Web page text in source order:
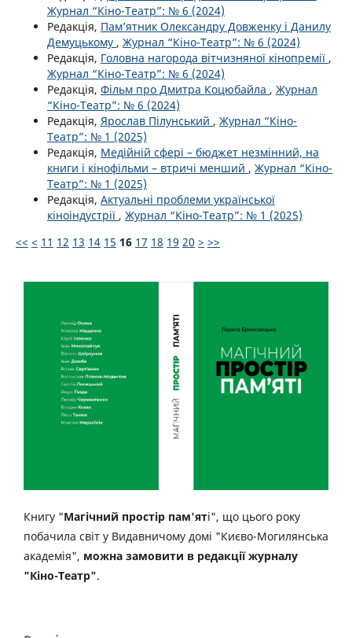
Журнал “Кіно-Театр”: № 6 (2024)
Редакція, Пам’ятник Олександру Довженку і Данилу
Демуцькому , Журнал “Кіно-Театр”: № 6 (2024)
Редакція, Головна нагорода вітчизняної кінопремії ,
Журнал “Кіно-Театр”: № 6 (2024)
Редакція, Фільм про Дмитра Коцюбайла , Журнал
“Кіно-Театр”: № 6 (2024)
Редакція, Ярослав Пілунський , Журнал “Кіно-
Театр”: № 1 (2025)
Редакція, Медійній сфері – бюджет незмінний, на
книги і кінофільми – втричі менший , Журнал “Кіно-
Театр”: № 1 (2025)
Редакція, Актуальні проблеми української
кіноіндустрії , Журнал “Кіно-Театр”: № 1 (2025)
<< < 11 12 13 14 15 16 17 18 19 20 > >>
Книгу "Магічний простір пам'яті", що цього року
побачила світ у Видавничому домі "Києво-Могилянська
академія", можна замовити в редакції журналу
"Кіно-Театр".